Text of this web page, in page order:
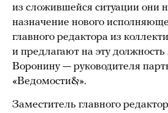
из сложившейся ситуации они
назначение нового
главного редактора из
и предлагают на эту
Воронину — руководителя
«Ведомости&».
Заместитель главного